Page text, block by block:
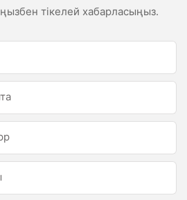
тікелей хабарласыңыз.